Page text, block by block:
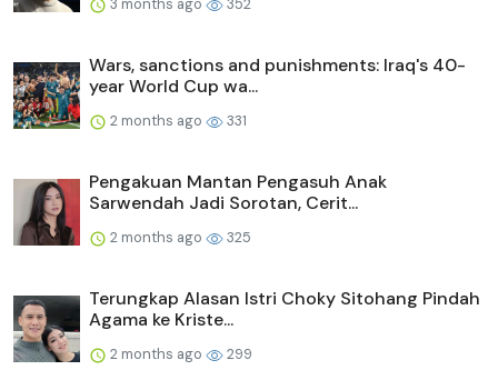
3 months ago 352
Wars, sanctions and punishments: Iraq's 40-
year World Cup wa...
2 months ago 331
Pengakuan Mantan Pengasuh Anak
Sarwendah Jadi Sorotan, Cerit...
2 months ago 325
Terungkap Alasan Istri Choky Sitohang Pindah
Agama ke Kriste...
2 months ago 299